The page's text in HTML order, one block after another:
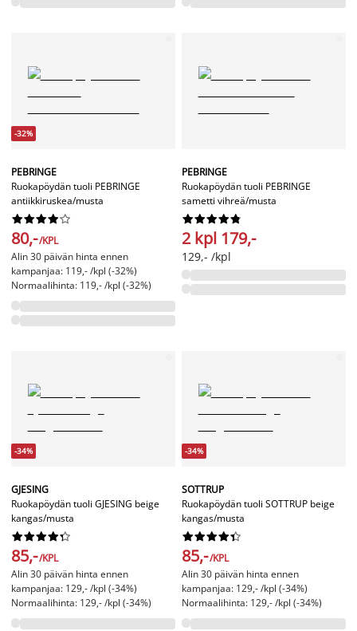
-32%
PEBRINGE
Ruokapöydän tuoli PEBRINGE
antiikkiruskea/musta






80,-/KPL
Alin 30 päivän hinta ennen
kampanjaa: 119,- /kpl (-32%)
Normaalihinta: 119,- /kpl (-32%)
PEBRINGE
Ruokapöydän tuoli PEBRINGE
sametti vihreä/musta






2 kpl 179,-
129,- /kpl
-34%
GJESING
Ruokapöydän tuoli GJESING beige
kangas/musta






85,-/KPL
Alin 30 päivän hinta ennen
kampanjaa: 129,- /kpl (-34%)
Normaalihinta: 129,- /kpl (-34%)
-34%
SOTTRUP
Ruokapöydän tuoli SOTTRUP beige
kangas/musta






85,-/KPL
Alin 30 päivän hinta ennen
kampanjaa: 129,- /kpl (-34%)
Normaalihinta: 129,- /kpl (-34%)